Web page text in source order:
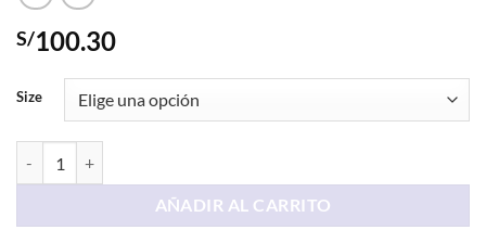
S/100.30
Size
AÑADIR AL CARRITO